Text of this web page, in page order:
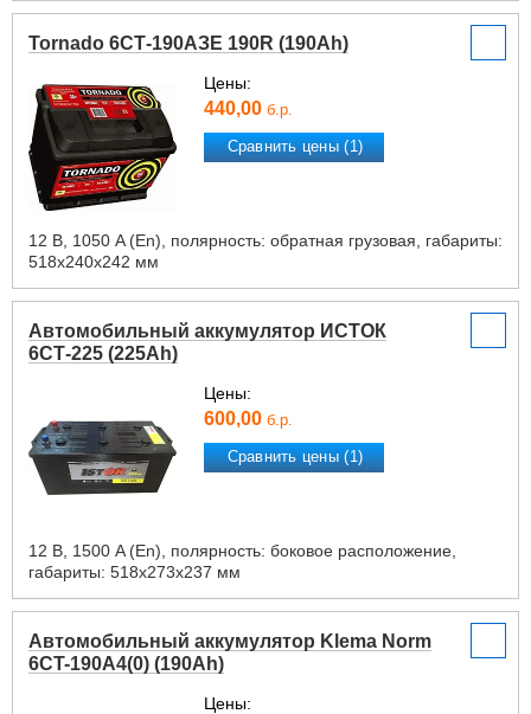
Tornado 6СТ-190АЗЕ 190R (190Ah)
Цены:
440,00 б.р.
Сравнить цены (1)
12 В, 1050 A (En), полярность: обратная грузовая, габариты:
518х240х242 мм
Автомобильный аккумулятор ИСТОК
6СТ-225 (225Ah)
Цены:
600,00 б.р.
Сравнить цены (1)
12 В, 1500 A (En), полярность: боковое расположение,
габариты: 518х273х237 мм
Автомобильный аккумулятор Klema Norm
6CT-190А4(0) (190Ah)
Цены: